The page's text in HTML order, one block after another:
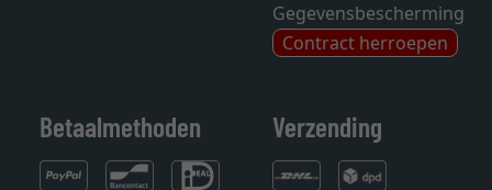
Gegevensbescherming
Contract herroepen
Betaalmethoden Verzending